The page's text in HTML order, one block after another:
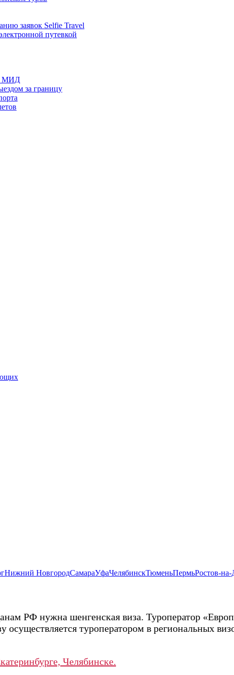
заявок Selfie Travel
путевкой
МИД
за границу
Нижний НовгородСамараУфаЧелябинскТюменьПермьРостов-
РФ нужна шенгенская виза. Туроператор
осуществляется туроператором в региональных
Челябинске.